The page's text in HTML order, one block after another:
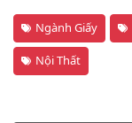
Ngành Giấy
Nội Thất